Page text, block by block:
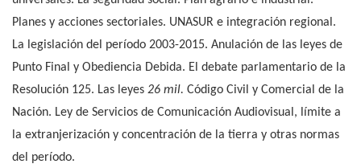
Planes y acciones sectoriales. UNASUR e integración regional.
La legislación del período 2003-2015. Anulación de las leyes de
Punto Final y Obediencia Debida. El debate parlamentario de la
Resolución 125. Las leyes 26 mil. Código Civil y Comercial de la
Nación. Ley de Servicios de Comunicación Audiovisual, límite a
la extranjerización y concentración de la tierra y otras normas
del período.